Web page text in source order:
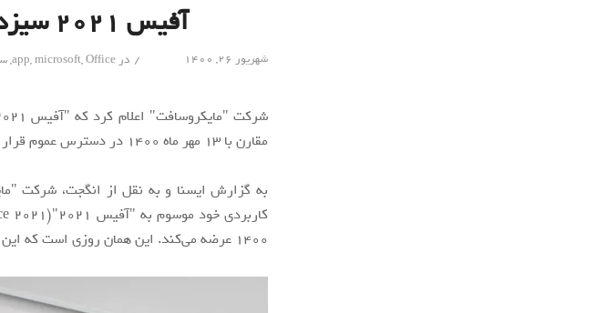
آفیس ۲۰۲۱ سیزده مهر عرضه می‌شود
شهریور ۲۶, ۱۴۰۰ / در app,microsoft,Office
,
مقارن با 13 مهر ماه 1400 در دسترس عموم قرار خواهد گرفت.
به گزارش ایسنا و به نقل از انگجت، شرکت
1400 عرضه می‌کند. این همان روزی است که این شرکت "ویندوز 11" را در دسترس قرار می‌دهد.